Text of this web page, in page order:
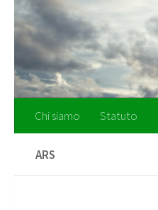
Chi siamo Statuto
ARS